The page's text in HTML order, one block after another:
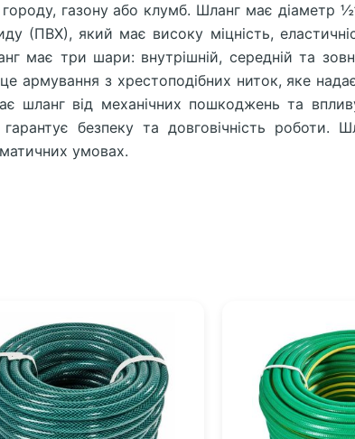
газону або клумб. Шланг має діаметр
(ПВХ), який має високу міцність,
має три шари: внутрішній, середній та
армування з хрестоподібних ниток, яке
шланг від механічних пошкоджень та
безпеку та довговічність роботи.
умовах.